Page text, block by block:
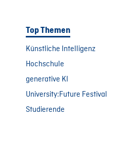
Top Themen
Künstliche Intelligenz
Hochschule
generative KI
University:Future Festival
Studierende